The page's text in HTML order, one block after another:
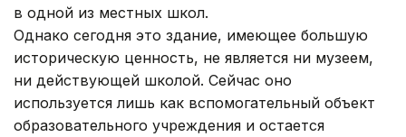
в одной из местных школ.
Однако сегодня это здание, имеющее большую
историческую ценность, не является ни музеем,
ни действующей школой. Сейчас оно
используется лишь как вспомогательный объект
образовательного учреждения и остается